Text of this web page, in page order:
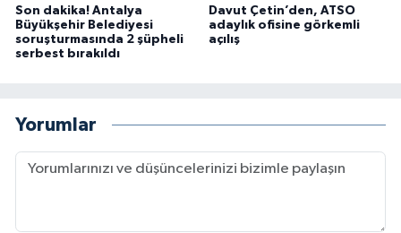
Son dakika! Antalya
Büyükşehir Belediyesi
soruşturmasında 2 şüpheli
serbest bırakıldı
Davut Çetin’den, ATSO
adaylık ofisine görkemli
açılış
Yorumlar